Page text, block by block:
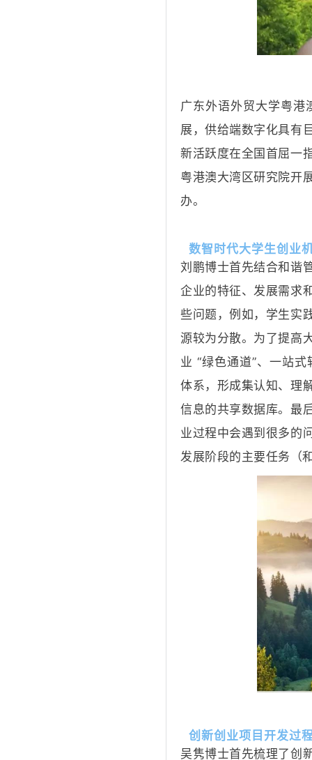
广东外语外贸大学粤港
展，供给端数字化具有
新活跃度在全国首屈一
粤港澳大湾区研究院开
办。
数智时代大学生创业
刘鹏博士首先结合和谐
企业的特征、发展需求
些问题，例如，学生实
源较为分散。为了提高
业 “绿色通道”、一站
体系，形成集认知、理
信息的共享数据库。最
业过程中会遇到很多的
发展阶段的主要任务（
创新创业项目开发过
吴隽博士首先梳理了创